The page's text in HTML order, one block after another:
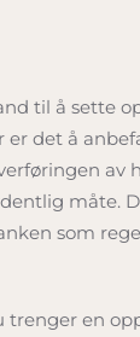
til å sette
det å
måte.
som
en